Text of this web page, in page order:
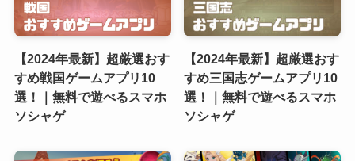
【2024年最新】超厳選おす
すめ戦国ゲームアプリ10
選！｜無料で遊べるスマホ
ソシャゲ
【2024年最新】超厳選おす
すめ三国志ゲームアプリ10
選！｜無料で遊べるスマホ
ソシャゲ